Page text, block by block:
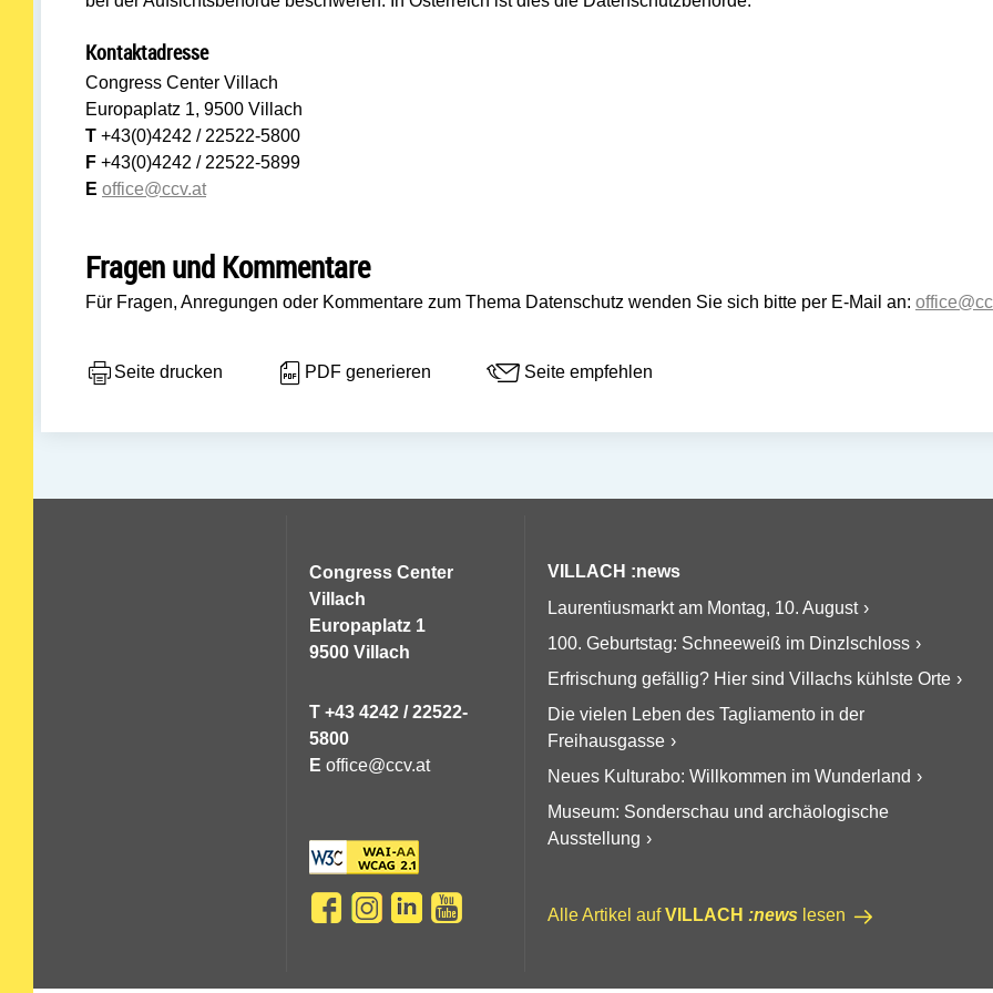
Kontaktadresse
Congress Center Villach
Europaplatz 1, 9500 Villach
T +43(0)4242 / 22522-5800
F +43(0)4242 / 22522-5899
E office@ccv.at
Fragen und Kommentare
Für Fragen, Anregungen oder Kommentare zum Thema Datenschutz wenden Sie sich bitte per E-Mail an:
Seite drucken PDF generieren Seite empfehlen
Congress Center
Villach
Europaplatz 1
9500 Villach
T +43 4242 / 22522-
5800
E office@ccv.at
VILLACH :news
Laurentiusmarkt am Montag, 10. August
100. Geburtstag: Schneeweiß im Dinzlschloss
Erfrischung gefällig? Hier sind Villachs kühlste Orte
Die vielen Leben des Tagliamento in der
Freihausgasse
Neues Kulturabo: Willkommen im Wunderland
Museum: Sonderschau und archäologische
Ausstellung
Alle Artikel aufVILLACH :news lesen